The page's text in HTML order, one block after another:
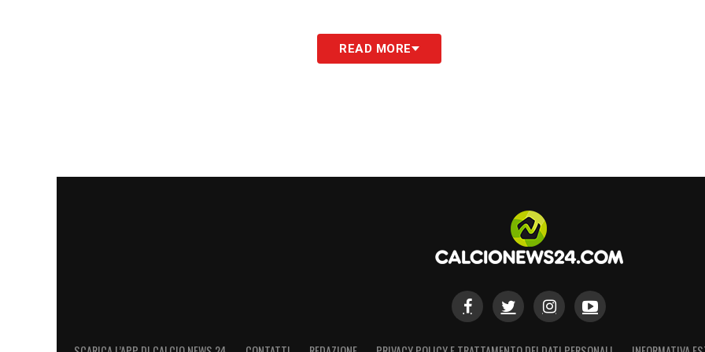
READ MORE